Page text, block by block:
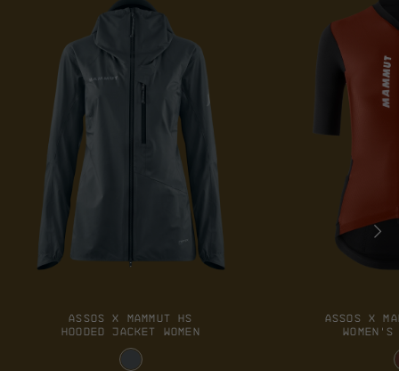
ASSOS X MAMMUT HS
HOODED JACKET WOMEN
ASSOS X